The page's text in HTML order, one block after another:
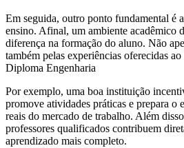
Em seguida, outro ponto fundamental é
ensino. Afinal, um ambiente acadêmico
diferença na formação do aluno. Não
também pelas experiências oferecidas
Diploma Engenharia
Por exemplo, uma boa instituição
promove atividades práticas e prepara o
reais do mercado de trabalho. Além
professores qualificados contribuem
aprendizado mais completo.